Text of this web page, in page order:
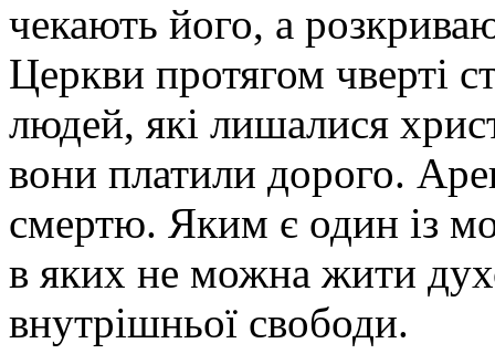
чекають його, а
Церкви протягом чверті
людей, які лишалися
вони платили дорого.
смертю. Яким є один із
в яких не можна жити
внутрішньої свободи.